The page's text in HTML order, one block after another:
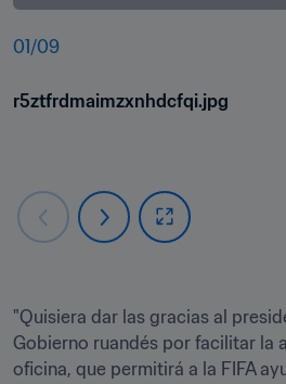
01 /09
r5ztfrdmaimzxnhdcfqi.jpg
"Quisiera dar las gracias al
Gobierno ruandés por facilitar la
oficina, que permitirá a la FIFA